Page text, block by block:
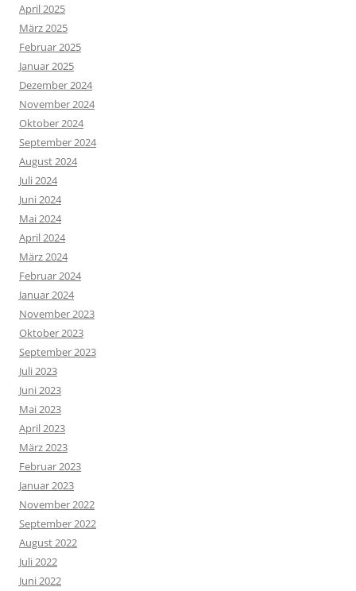
April 2025
März 2025
Februar 2025
Januar 2025
Dezember 2024
November 2024
Oktober 2024
September 2024
August 2024
Juli 2024
Juni 2024
Mai 2024
April 2024
März 2024
Februar 2024
Januar 2024
November 2023
Oktober 2023
September 2023
Juli 2023
Juni 2023
Mai 2023
April 2023
März 2023
Februar 2023
Januar 2023
November 2022
September 2022
August 2022
Juli 2022
Juni 2022